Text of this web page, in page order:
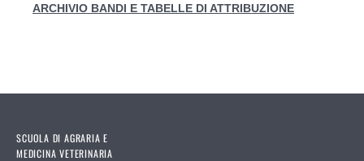
ARCHIVIO BANDI E TABELLE DI ATTRIBUZIONE
SCUOLA DI AGRARIA E
MEDICINA VETERINARIA